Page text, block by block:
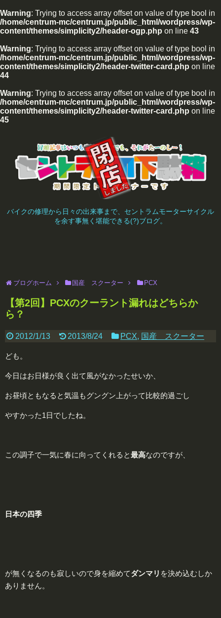
Warning: Trying to access array offset on value of type bool in
/home/centrum-mc/centrum.jp/public_html/wordpress/wp-
content/themes/simplicity2/header-ogp.php on line 43
Warning: Trying to access array offset on value of type bool in
/home/centrum-mc/centrum.jp/public_html/wordpress/wp-
content/themes/simplicity2/header-twitter-card.php on line
44
Warning: Trying to access array offset on value of type bool in
/home/centrum-mc/centrum.jp/public_html/wordpress/wp-
content/themes/simplicity2/header-twitter-card.php on line
45
バイクの修理から日々の出来事まで、セントラムモーターサイクル
を余す事無く堪能できる(?)ブログ。
ブログホーム 国産 スクーター PCX
【第2回】PCXのクーラント漏れはどちらか
ら？
2012/1/13 2013/8/24 PCX, 国産 スクーター
ども。
今日はお日様が良く出て風がなかったせいか、
お昼頃ともなると気温もグングン上がって比較的過ごし
やすかった1日でしたね。
この調子で一気に春に向ってくれると最高なのですが、
日本の四季
が無くなるのも寂しいので身を縮めてダンマリ を決め込むしか
ありません。